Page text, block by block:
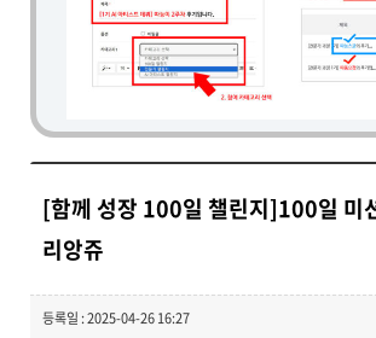
[함께 성장 100일 챌린지]100일 미
리앙쥬
등록일 : 2025-04-26 16:27